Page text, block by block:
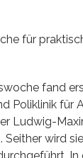
für
fand
Poliklinik für
Ludwig-
Seither wird
In